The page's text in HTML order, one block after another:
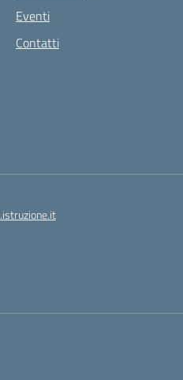
Eventi
Contatti